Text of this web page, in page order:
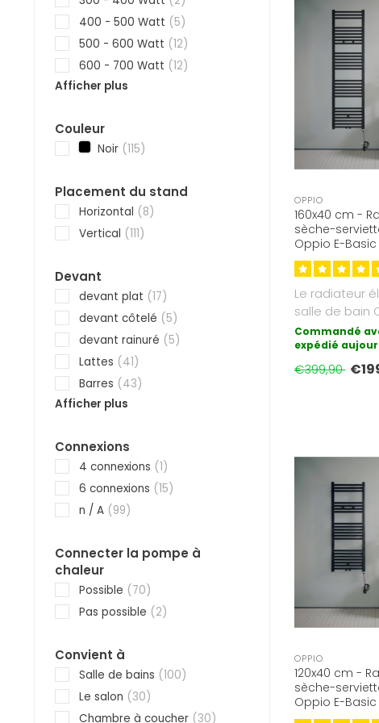
400 - 500 Watt (5)
500 - 600 Watt (12)
600 - 700 Watt (12)
Afficher plus
Couleur
Noir (115)
Placement du stand
Horizontal (8)
Vertical (111)
Devant
devant plat (17)
devant côtelé (5)
devant rainuré (5)
Lattes (41)
Barres (43)
Afficher plus
Connexions
4 connexions (1)
6 connexions (15)
n / A (99)
Connecter la pompe à
chaleur
Possible (70)
Pas possible (2)
Convient à
Salle de bains (100)
Le salon (30)
Chambre à coucher (30)
OPPIO
160x40 cm -
sèche-
Oppio E-Basic
9005) 714 Watt
Le radiateur
salle de bain
est la forme
Commandé
expédié
€399,90
OPPIO
120x40 cm -
sèche-
Oppio E-Basic
9005) 550